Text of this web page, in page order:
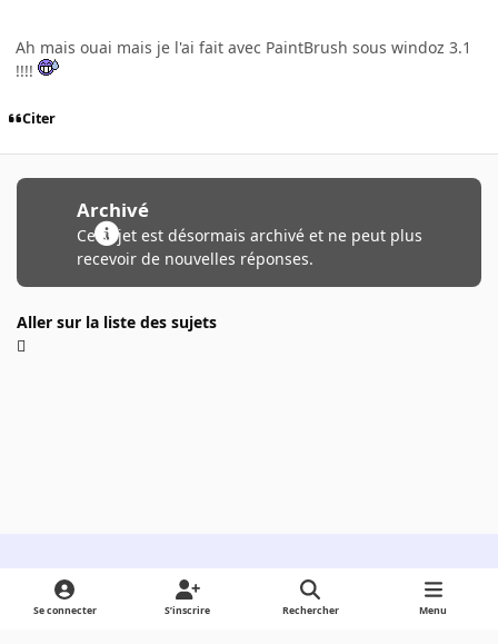
Ah mais ouai mais je l'ai fait avec PaintBrush sous windoz 3.1
!!!!
Citer
Archivé
Ce sujet est désormais archivé et ne peut plus
recevoir de nouvelles réponses.
Aller sur la liste des sujets
Light ModeDark ModeSystem Preference
Se connecter S’inscrire Rechercher Menu